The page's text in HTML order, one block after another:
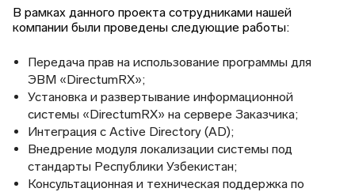
В рамках данного проекта сотрудниками нашей
компании были проведены следующие работы:
Передача прав на использование программы для
ЭВМ «DirectumRX»;
Установка и развертывание информационной
системы «DirectumRX» на сервере Заказчика;
Интеграция с Active Directory (AD);
Внедрение модуля локализации системы под
стандарты Республики Узбекистан;
Консультационная и техническая поддержка по